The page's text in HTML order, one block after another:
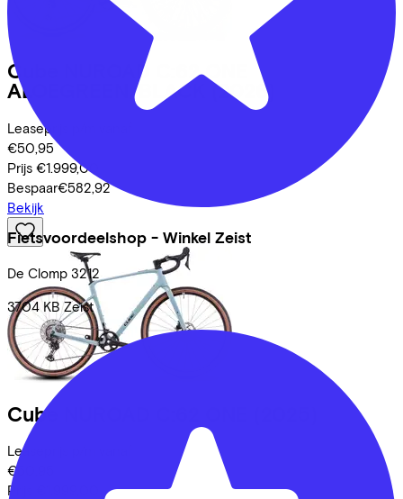
Fietsvoordeelshop - Winkel Zeist
De Clomp 3212
3704 KB Zeist
Cube
NUROAD C:62 ONE
ALOEGREEN/BLACK
(2026)
Leaseprijs p/m vanaf
€50,95
Prijs €1.999,00
Bespaar€582,92
Bekijk
Cube
Leaseprijs p/m vanaf
€50,95
Prijs